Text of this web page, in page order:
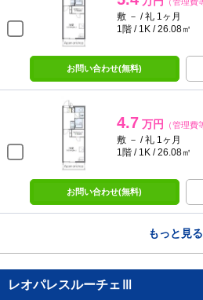
敷 － / 礼 1ヶ月
1階 / 1K / 26.08㎡
お問い合わせ(無料)
4.7 万円 （管理費
敷 － / 礼 1ヶ月
1階 / 1K / 26.08㎡
お問い合わせ(無料)
もっと見る
レオパレスルーチェⅢ